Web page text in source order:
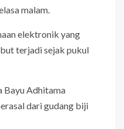
malam.
elektronik yang
terjadi sejak pukul
Bayu Adhitama
dari gudang biji